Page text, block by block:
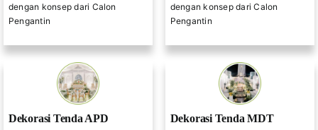
dengan konsep dari Calon
Pengantin
dengan konsep dari Calon
Pengantin
Dekorasi Tenda APD Dekorasi Tenda MDT